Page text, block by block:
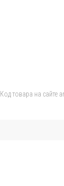
Код товара на сайте